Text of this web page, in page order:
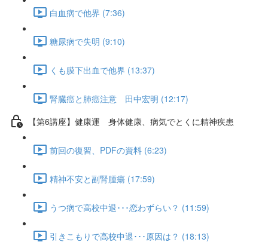
白血病で他界 (7:36)
糖尿病で失明 (9:10)
くも膜下出血で他界 (13:37)
腎臓癌と肺癌注意 田中宏明 (12:17)
【第6講座】健康運 身体健康、病気でとくに精神疾患
前回の復習、PDFの資料 (6:23)
精神不安と副腎腫瘍 (17:59)
うつ病で高校中退･･･恋わずらい？ (11:59)
引きこもりで高校中退･･･原因は？ (18:13)